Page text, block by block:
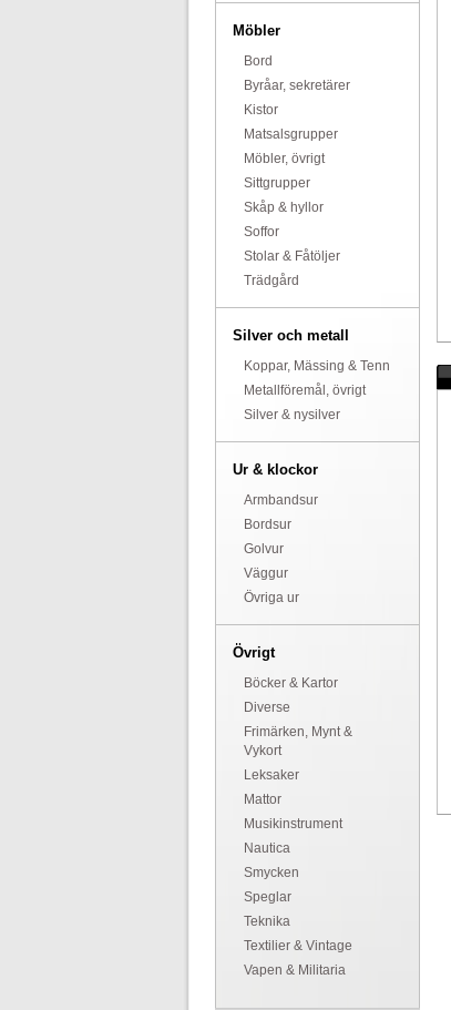
Möbler
Bord
Byråar, sekretärer
Kistor
Matsalsgrupper
Möbler, övrigt
Sittgrupper
Skåp & hyllor
Soffor
Stolar & Fåtöljer
Trädgård
Silver och metall
Koppar, Mässing & Tenn
Metallföremål, övrigt
Silver & nysilver
Ur & klockor
Armbandsur
Bordsur
Golvur
Väggur
Övriga ur
Övrigt
Böcker & Kartor
Diverse
Frimärken, Mynt &
Vykort
Leksaker
Mattor
Musikinstrument
Nautica
Smycken
Speglar
Teknika
Textilier & Vintage
Vapen & Militaria